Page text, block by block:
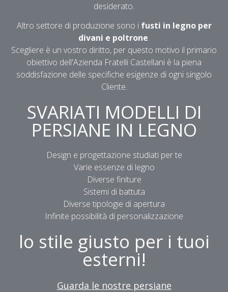
desiderato.
Altro settore di produzione sono i fusti in legno per
divani e poltrone.
Scegliere è un vostro diritto, per questo motivo il primario
obiettivo dell'Azienda Fratelli Castellani è la piena
soddisfazione delle specifiche esigenze di ogni singolo
Cliente.
SVARIATI MODELLI DI
PERSIANE IN LEGNO
Design e progettazione studiati per te
Varie essenze di legno
Diverse finiture
Sistemi di battuta
Diverse tipologie di apertura
Infinite possibilità di personalizzazione
lo stile giusto per i tuoi
esterni!
Guarda le nostre persiane